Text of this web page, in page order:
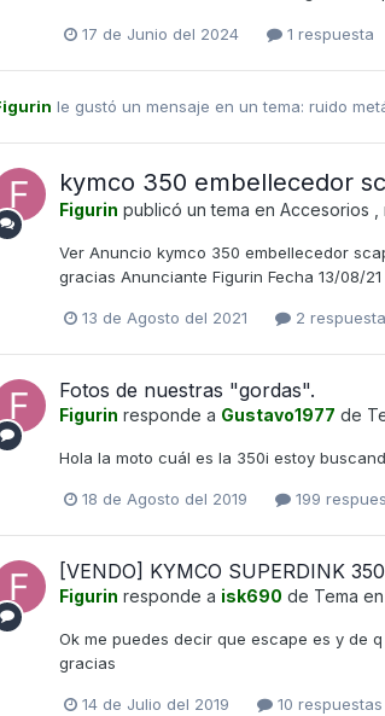
17 de Junio del 2024 1 respuesta
le gustó un mensaje en un tema: ruido
kymco 350 embellecedor
Figurin publicó un tema en Accesorios ,
Ver Anuncio kymco 350 embellecedor
gracias Anunciante Figurin Fecha 13/08/
13 de Agosto del 2021 2
Fotos de nuestras "gordas".
Figurin responde a Gustavo1977 de
Hola la moto cuál es la 350i estoy
18 de Agosto del 2019 199
[VENDO] KYMCO SUPERDINK
Figurin responde a isk690 de Tema en
Ok me puedes decir que escape es y de
gracias
14 de Julio del 2019 10 respuestas